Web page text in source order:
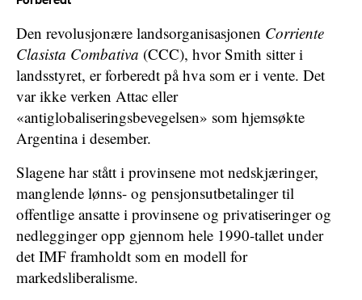
Den revolusjonære landsorganisasjonen Corriente
Clasista Combativa (CCC), hvor Smith sitter i
landsstyret, er forberedt på hva som er i vente. Det
var ikke verken Attac eller
«antiglobaliseringsbevegelsen» som hjemsøkte
Argentina i desember.
Slagene har stått i provinsene mot nedskjæringer,
manglende lønns- og pensjonsutbetalinger til
offentlige ansatte i provinsene og privatiseringer og
nedlegginger opp gjennom hele 1990-tallet under
det IMF framholdt som en modell for
markedsliberalisme.